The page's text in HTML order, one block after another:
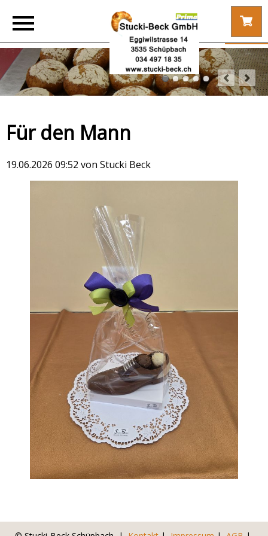
Für den Mann
19.06.2026 09:52 von Stucki Beck